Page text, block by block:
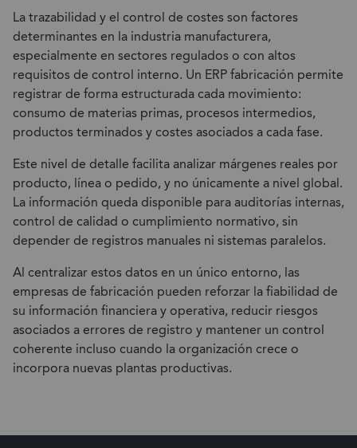
La trazabilidad y el control de costes son factores
determinantes en la industria manufacturera,
especialmente en sectores regulados o con altos
requisitos de control interno. Un ERP fabricación permite
registrar de forma estructurada cada movimiento:
consumo de materias primas, procesos intermedios,
productos terminados y costes asociados a cada fase.
Este nivel de detalle facilita analizar márgenes reales por
producto, línea o pedido, y no únicamente a nivel global.
La información queda disponible para auditorías internas,
control de calidad o cumplimiento normativo, sin
depender de registros manuales ni sistemas paralelos.
Al centralizar estos datos en un único entorno, las
empresas de fabricación pueden reforzar la fiabilidad de
su información financiera y operativa, reducir riesgos
asociados a errores de registro y mantener un control
coherente incluso cuando la organización crece o
incorpora nuevas plantas productivas.